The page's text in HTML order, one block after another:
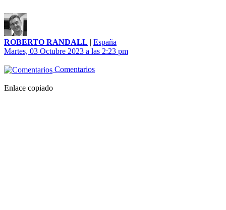
ROBERTO RANDALL | España
Martes, 03 Octubre 2023 a las 2:23 pm
Comentarios
Enlace copiado